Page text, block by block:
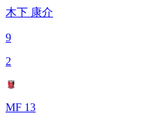
木下 康介
9
2
MF 13